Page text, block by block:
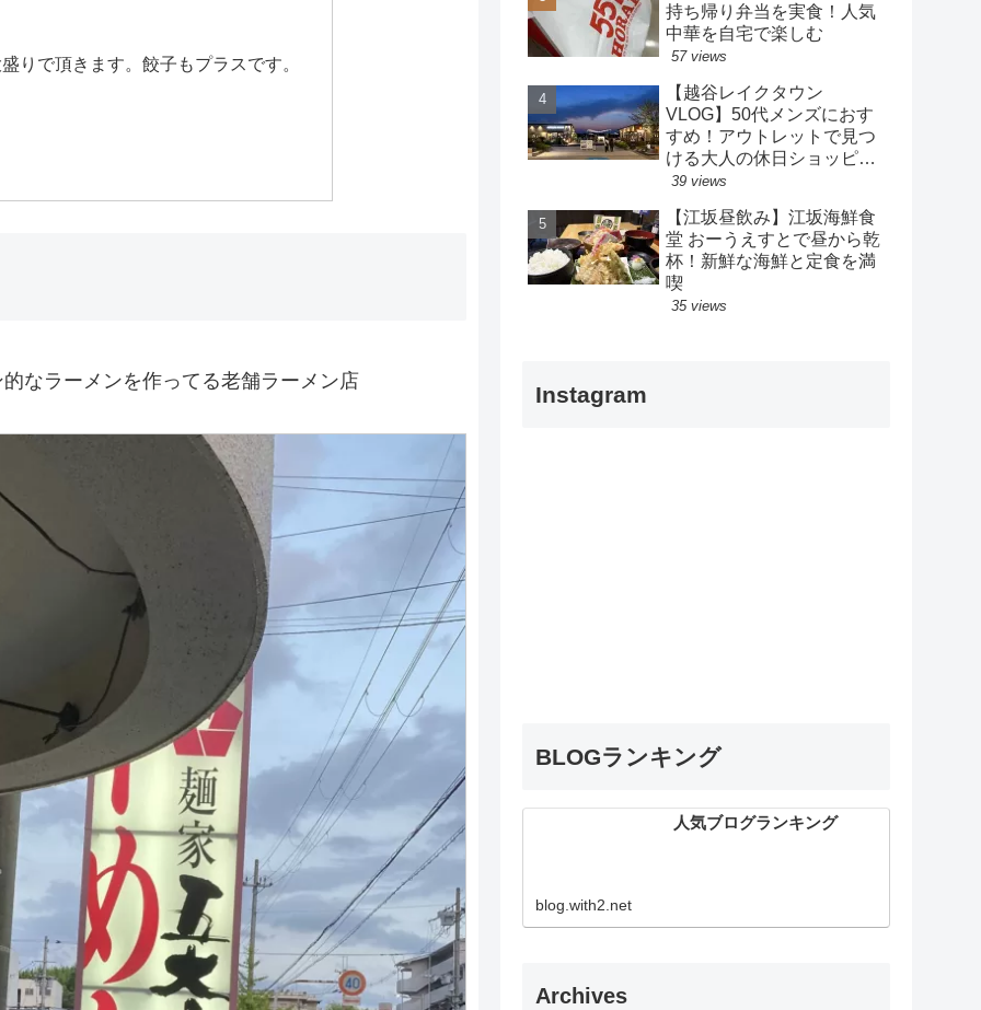
りで頂きます。餃子もプラスです。
なラーメンを作ってる老舗ラーメン店
持ち帰り弁当を実食！人気
中華を自宅で楽しむ
57 views
【越谷レイクタウン
VLOG】50代メンズにおす
すめ！アウトレットで見つ
ける大人の休日ショッピン
グ
39 views
【江坂昼飲み】江坂海鮮食
堂 おーうえすとで昼から乾
杯！新鮮な海鮮と定食を満
喫
35 views
Instagram
BLOGランキング
人気ブログランキング
blog.with2.net
Archives